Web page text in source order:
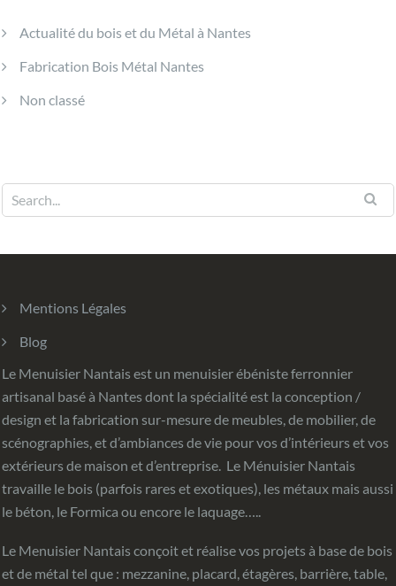
Actualité du bois et du Métal à Nantes
Fabrication Bois Métal Nantes
Non classé
Mentions Légales
Blog
Le Menuisier Nantais est un menuisier ébéniste ferronnier
artisanal basé à Nantes dont la spécialité est la conception /
design et la fabrication sur-mesure de meubles, de mobilier, de
scénographies, et d’ambiances de vie pour vos d’intérieurs et vos
extérieurs de maison et d’entreprise. Le Ménuisier Nantais
travaille le bois (parfois rares et exotiques), les métaux mais aussi
le béton, le Formica ou encore le laquage…..
Le Menuisier Nantais conçoit et réalise vos projets à base de bois
et de métal tel que : mezzanine, placard, étagères, barrière, table,